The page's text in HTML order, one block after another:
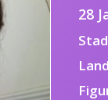
28